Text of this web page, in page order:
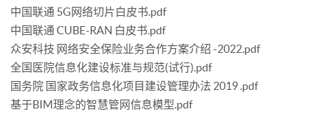
中国联通 5G网络切片白皮书.pdf
中国联通 CUBE-RAN 白皮书.pdf
众安科技 网络安全保险业务合作方案介绍 -2022.pdf
全国医院信息化建设标准与规范(试行).pdf
国务院 国家政务信息化项目建设管理办法 2019 .pdf
基于BIM理念的智慧管网信息模型.pdf